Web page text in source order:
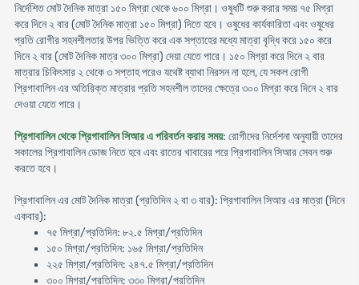
নির্দেশিত মোট দৈনিক মাত্রা ১৫০ মিগ্রা থেকে ৬০০ মিগ্রা। ওষুধটি শুরু করার সময় ৭৫ মিগ্রা
করে দিনে ২ বার (মোট দৈনিক মাত্রা ১৫০ মিগ্রা) দিতে হবে। ওষুধের কার্যকারিতা এবং ওষুধের
প্রতি রোগীর সহনশীলতার উপর ভিত্তি করে এক সপ্তাহের মধ্যে মাত্রা বৃদ্ধি করে ১৫০ করে
দিনে ২ বার (মোট দৈনিক মাত্র ৩০০ মিগ্রা) দেয়া যেতে পারে। ১৫০ মিগ্রা করে দিনে ২ বার
মাত্রার চিকিৎসার ২ থেকে ৩ সপ্তাহ পরেও যথেষ্ট ব্যাথা নিরসন না হলে, যে সকল রোগী
প্রিগাবালিন এর অতিরিক্ত মাত্রার প্রতি সহনশীল তাদের ক্ষেত্রে ৩০০ মিগ্রা করে দিনে ২ বার
দেওয়া যেতে পারে।
প্রিগাবালিন থেকে প্রিগাবালিন সিআর এ পরিবর্তন করার সময়: রোগীদের নির্দেশনা অনুযায়ী তাদের
সকালের প্রিগাবালিন ডোজ নিতে হবে এবং রাতের খাবারের পরে প্রিগাবালিন সিআর সেবন শুরু
করতে হবে।
প্রিগাবালিন এর মোট দৈনিক মাত্রা (প্রতিদিন ২ বা ৩ বার): প্রিগাবালিন সিআর এর মাত্রা (দিনে
একবার):
৭৫ মিগ্রা/প্রতিদিন: ৮২.৫ মিগ্রা/প্রতিদিন
১৫০ মিগ্রা/প্রতিদিন: ১৬৫ মিগ্রা/প্রতিদিন
২২৫ মিগ্রা/প্রতিদিন: ২৪৭.৫ মিগ্রা/প্রতিদিন
৩০০ মিগ্রা/প্রতিদিন: ৩৩০ মিগ্রা/প্রতিদিন